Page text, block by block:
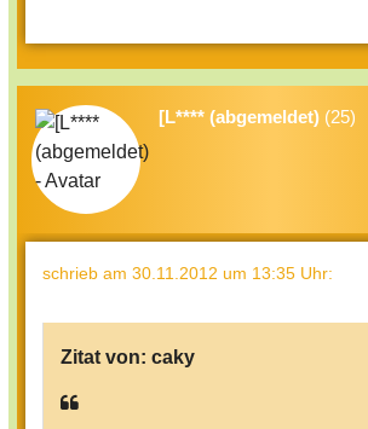
[L**** (abgemeldet) (25)
schrieb am 30.11.2012 um 13:35 Uhr:
Zitat von: caky